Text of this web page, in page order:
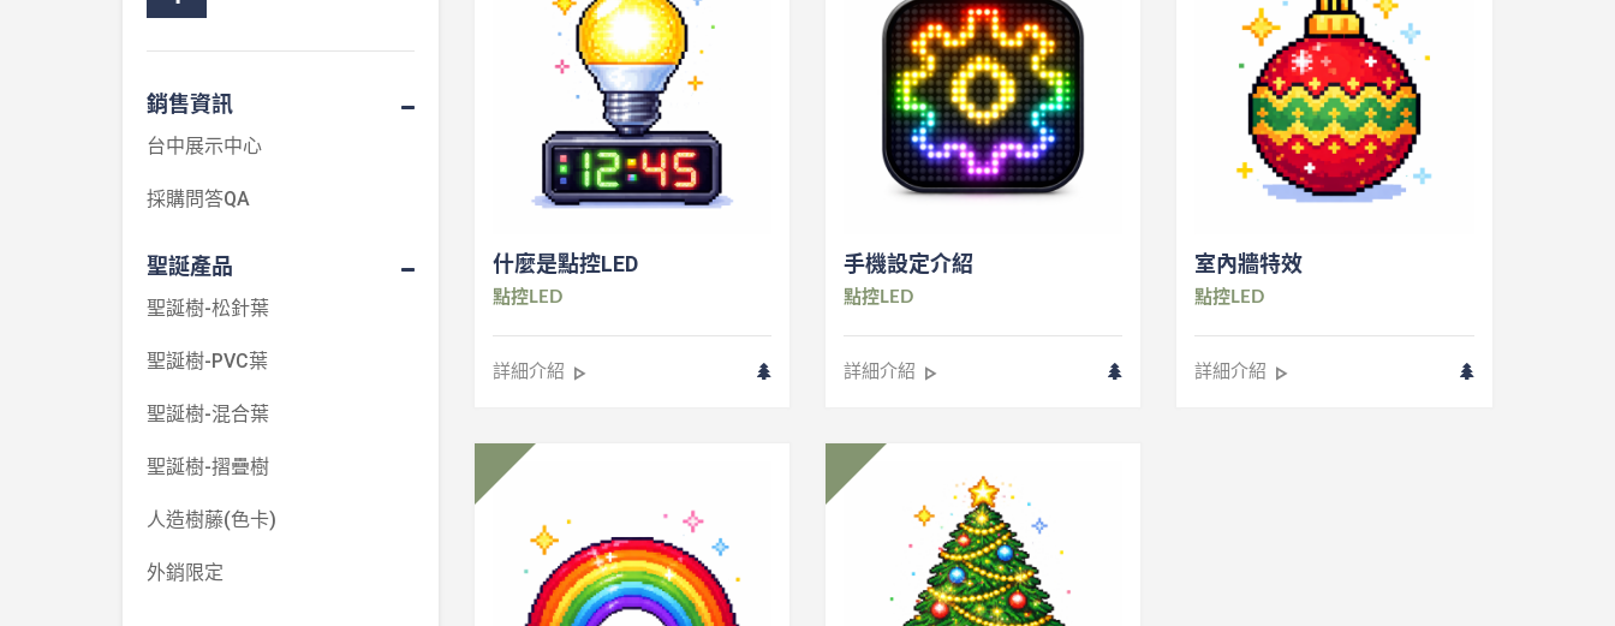
什麼是點控LED
點控LED
詳細介紹
手機設定介紹
點控LED
詳細介紹
室內牆特效
點控LED
詳細介紹
銷售資訊
台中展示中心
採購問答QA
聖誕產品
聖誕樹-松針葉
聖誕樹-PVC葉
聖誕樹-混合葉
聖誕樹-摺疊樹
人造樹藤(色卡)
外銷限定